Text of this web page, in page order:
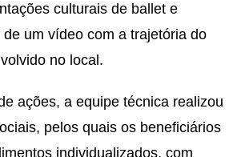
culturais de ballet e
um vídeo com a trajetória do
no local.
ações, a equipe técnica realizou
pelos quais os beneficiários
individualizados, com